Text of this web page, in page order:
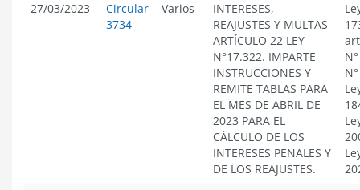
27/03/2023
Circular
3734
Varios
INTERESES,
REAJUSTES Y MULTAS
ARTÍCULO 22 LEY
N°17.322. IMPARTE
INSTRUCCIONES Y
REMITE TABLAS PARA
EL MES DE ABRIL DE
2023 PARA EL
CÁLCULO DE LOS
INTERESES PENALES Y
DE LOS REAJUSTES.